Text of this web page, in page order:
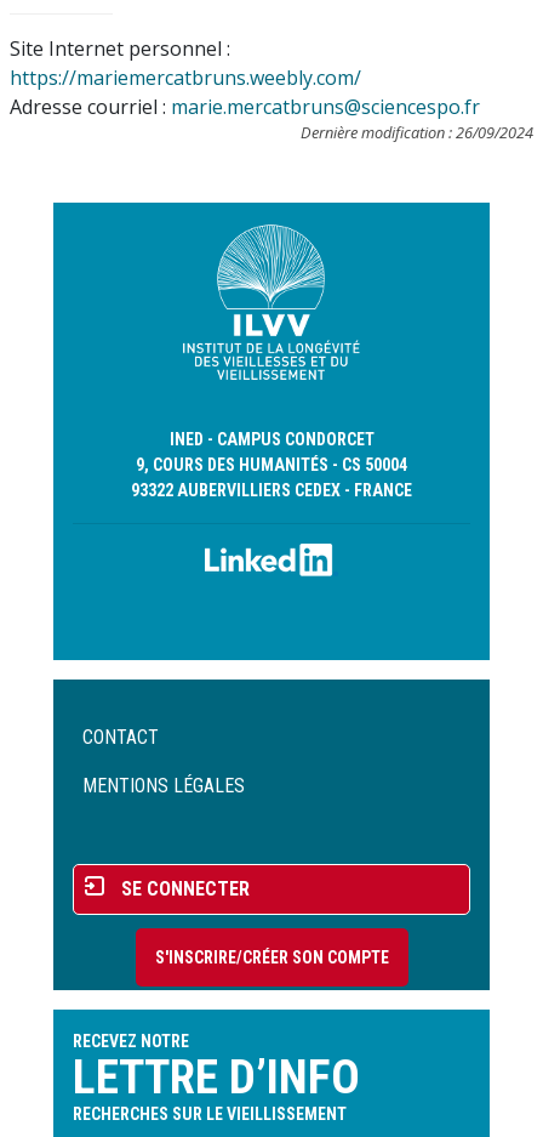
Site Internet personnel :
https://mariemercatbruns.weebly.com/
Adresse courriel : marie.mercatbruns@sciencespo.fr
Dernière modification : 26/09/2024
INED - CAMPUS CONDORCET
9, COURS DES HUMANITÉS - CS 50004
93322 AUBERVILLIERS CEDEX - FRANCE
Menu
de
CONTACT
MENTIONS LÉGALES
Menu
du
compte
l'utilisateur
SE CONNECTER
S'INSCRIRE/CRÉER SON COMPTE
RECEVEZ NOTRE
LETTRE D’INFO
RECHERCHES SUR LE VIEILLISSEMENT